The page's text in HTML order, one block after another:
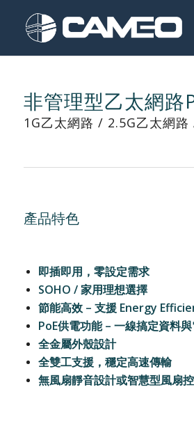
非管理型乙太網路
1G乙太網路 / 2.5G乙太網
產品特色
即插即用，零設定需求
SOHO /家用理想選擇
節能高效– 支援Energy
PoE供電功能– 一線搞定資料
全金屬外殼設計
全雙工支援，穩定高速傳輸
無風扇靜音設計或智慧型風扇